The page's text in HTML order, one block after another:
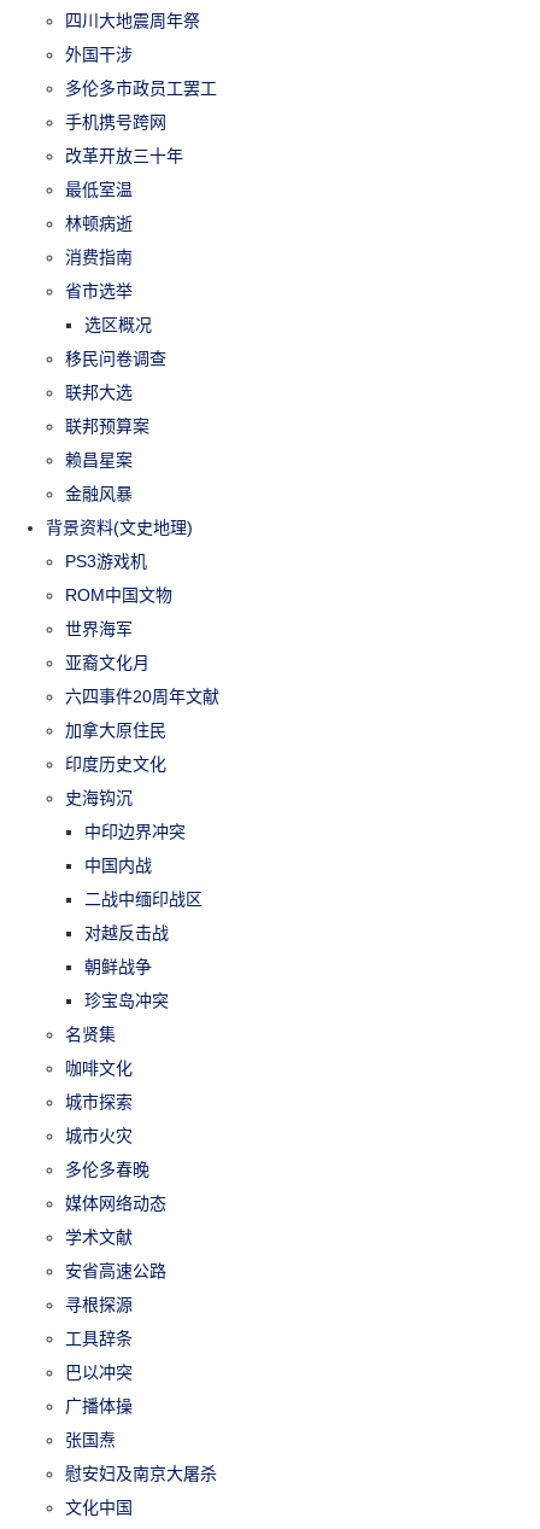
四川大地震周年祭
外国干涉
多伦多市政员工罢工
手机携号跨网
改革开放三十年
最低室温
林顿病逝
消费指南
省市选举
选区概况
移民问卷调查
联邦大选
联邦预算案
赖昌星案
金融风暴
背景资料(文史地理)
PS3游戏机
ROM中国文物
世界海军
亚裔文化月
六四事件20周年文献
加拿大原住民
印度历史文化
史海钩沉
中印边界冲突
中国内战
二战中缅印战区
对越反击战
朝鲜战争
珍宝岛冲突
名贤集
咖啡文化
城市探索
城市火灾
多伦多春晚
媒体网络动态
学术文献
安省高速公路
寻根探源
工具辞条
巴以冲突
广播体操
张国焘
慰安妇及南京大屠杀
文化中国